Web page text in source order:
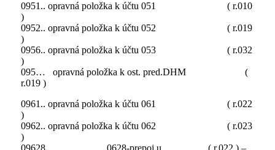
0951.. opravná položka k účtu 051 ( r.010
)
0952.. opravná položka k účtu 052 ( r.019
)
0956.. opravná položka k účtu 053 ( r.032
)
095… opravná položka k ost. pred.DHM (
r.019 )
0961.. opravná položka k účtu 061 ( r.022
)
0962.. opravná položka k účtu 062 ( r.023
)